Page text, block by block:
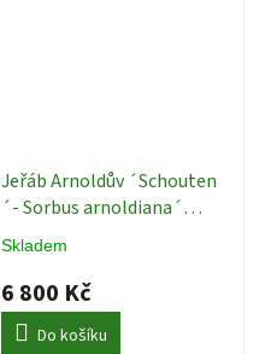
Jeřáb Arnoldův ´Schouten
´- Sorbus arnoldiana´
Schouten´ - ok 10/12
Skladem
6 800 Kč
Do košíku